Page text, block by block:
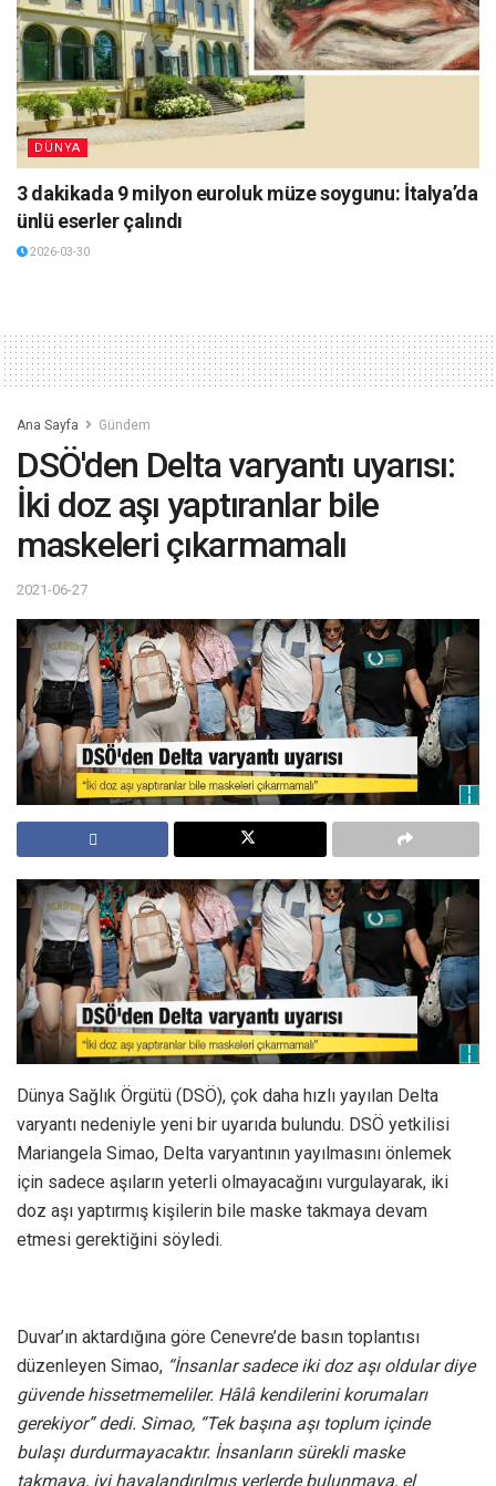
DÜNYA
3 dakikada 9 milyon euroluk müze soygunu: İtalya’da
ünlü eserler çalındı
2026-03-30
Ana Sayfa Gündem
DSÖ'den Delta varyantı uyarısı:
İki doz aşı yaptıranlar bile
maskeleri çıkarmamalı
2021-06-27
Dünya Sağlık Örgütü (DSÖ), çok daha hızlı yayılan Delta
varyantı nedeniyle yeni bir uyarıda bulundu. DSÖ yetkilisi
Mariangela Simao, Delta varyantının yayılmasını önlemek
için sadece aşıların yeterli olmayacağını vurgulayarak, iki
doz aşı yaptırmış kişilerin bile maske takmaya devam
etmesi gerektiğini söyledi.
Duvar’ın aktardığına göre Cenevre’de basın toplantısı
düzenleyen Simao, “İnsanlar sadece iki doz aşı oldular diye
güvende hissetmemeliler. Hâlâ kendilerini korumaları
gerekiyor” dedi. Simao, “Tek başına aşı toplum içinde
bulaşı durdurmayacaktır. İnsanların sürekli maske
takmaya, iyi havalandırılmış yerlerde bulunmaya, el